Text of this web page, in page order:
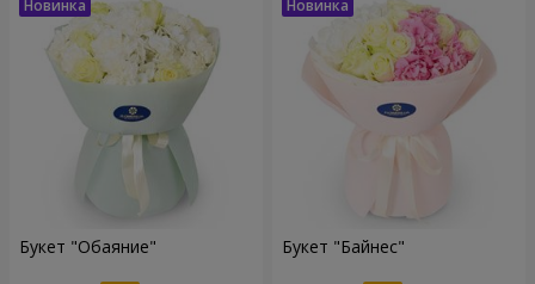
Букет "Обаяние" Букет "Байнес"